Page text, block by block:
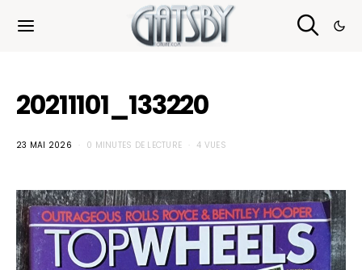
20211101_133220
23 MAI 2026 0 MINUTES DE LECTURE 4 VUES
Cookies management panel